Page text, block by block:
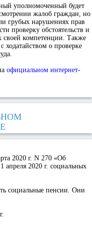
уполномоченный будет
жалоб граждан, но
грубых нарушениях прав
проверку обстоятельств и
своей компетенции. Также
ходатайством о проверке
официальном интернет-
2020 г. N 270 «Об
апреля 2020 г. социальных
социальные пенсии. Они